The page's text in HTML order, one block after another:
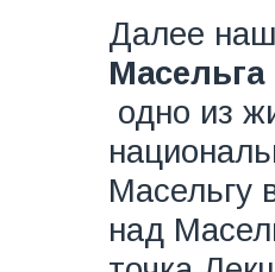
Далее
Масельга
одно из
Масельгу
над